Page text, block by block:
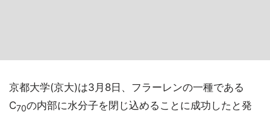
京都大学(京大)は3月8日、フラーレンの一種である
C70の内部に水分子を閉じ込めることに成功したと発